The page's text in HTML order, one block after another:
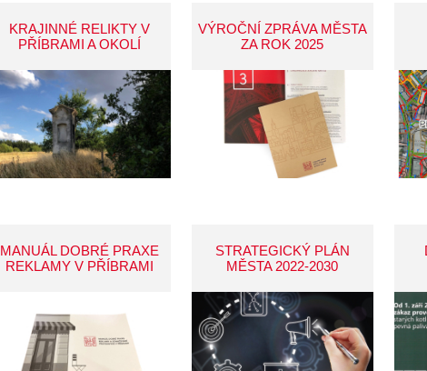
KRAJINNÉ RELIKTY V
PŘÍBRAMI A OKOLÍ
VÝROČNÍ ZPRÁVA MĚSTA
ZA ROK 2025
MANUÁL DOBRÉ PRAXE
REKLAMY V PŘÍBRAMI
STRATEGICKÝ PLÁN
MĚSTA 2022-2030